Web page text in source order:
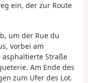
ein, der zur Route
um der Rue du
vorbei am
asphaltierte Straße
Am Ende des
zum Ufer des Lot.